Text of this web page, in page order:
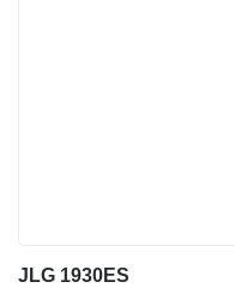
JLG 1930ES